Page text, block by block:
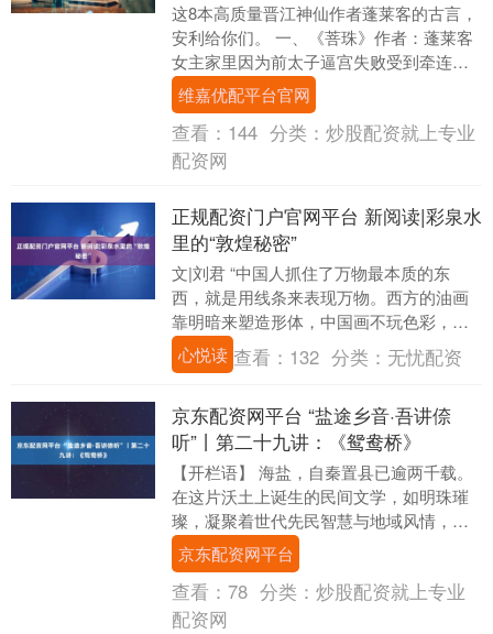
这8本高质量晋江神仙作者蓬莱客的古言，
安利给你们。 一、《菩珠》作者：蓬莱客
女主家里因为前太子逼宫失败受到牵连，
爹妈都没了，她从小就被流放到外地，只
有阿姆陪着....
维嘉优配平台官网
查看： 144 分类： 炒股配资就上专业
配资网
正规配资门户官网平台 新阅读|彩泉水
里的“敦煌秘密”
文|刘君 “中国人抓住了万物最本质的东
西，就是用线条来表现万物。西方的油画
靠明暗来塑造形体，中国画不玩色彩，就
是一根黑线，这提升了美学高度。” 第一次
听徐行健老....
心悦读 查看： 132 分类： 无忧配资
京东配资网平台 “盐途乡音·吾讲倷
听”丨第二十九讲：《鸳鸯桥》
【开栏语】 海盐，自秦置县已逾两千载。
在这片沃土上诞生的民间文学，如明珠璀
璨，凝聚着世代先民智慧与地域风情，以
歌谣、传说、谚语等鲜活形式，记录着劳
作生活与精神追....
京东配资网平台
查看： 78 分类： 炒股配资就上专业
配资网